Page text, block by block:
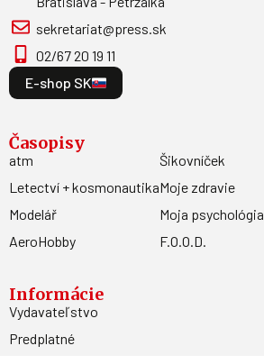
sekretariat@press.sk
02/67 20 19 11
E-shop SK
Časopisy
atm
Letectví + kosmonautika
Modelář
AeroHobby
Šikovníček
Moje zdravie
Moja psychológia
F.O.O.D.
Informácie
Vydavateľstvo
Predplatné